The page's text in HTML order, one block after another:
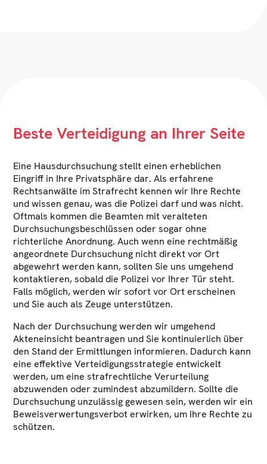
Beste Verteidigung an Ihrer Seite
Eine Hausdurchsuchung stellt einen erheblichen
Eingriff in Ihre Privatsphäre dar. Als erfahrene
Rechtsanwälte im Strafrecht kennen wir Ihre Rechte
und wissen genau, was die Polizei darf und was nicht.
Oftmals kommen die Beamten mit veralteten
Durchsuchungsbeschlüssen oder sogar ohne
richterliche Anordnung. Auch wenn eine rechtmäßig
angeordnete Durchsuchung nicht direkt vor Ort
abgewehrt werden kann, sollten Sie uns umgehend
kontaktieren, sobald die Polizei vor Ihrer Tür steht.
Falls möglich, werden wir sofort vor Ort erscheinen
und Sie auch als Zeuge unterstützen.
Nach der Durchsuchung werden wir umgehend
Akteneinsicht beantragen und Sie kontinuierlich über
den Stand der Ermittlungen informieren. Dadurch kann
eine effektive Verteidigungsstrategie entwickelt
werden, um eine strafrechtliche Verurteilung
abzuwenden oder zumindest abzumildern. Sollte die
Durchsuchung unzulässig gewesen sein, werden wir ein
Beweisverwertungsverbot erwirken, um Ihre Rechte zu
schützen.